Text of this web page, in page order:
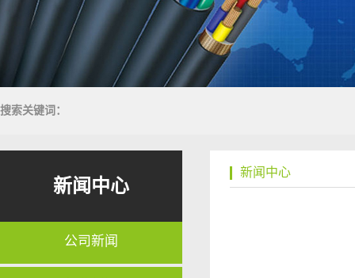
搜索关键词：
新闻中心
公司新闻
新闻中心